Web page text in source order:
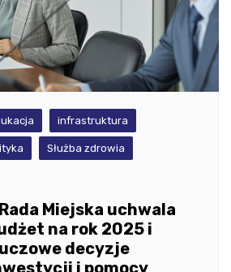
infrastruktura
Służba zdrowia
Miejska uchwala
na rok 2025 i
decyzje
i pomocy